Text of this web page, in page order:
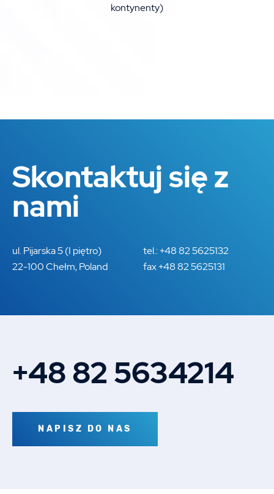
kontynenty)
Skontaktuj się z
nami
ul. Pijarska 5 (I piętro)
22-100 Chełm, Poland
tel.: +48 82 5625132
fax +48 82 5625131
+48 82 5634214
NAPISZ DO NAS